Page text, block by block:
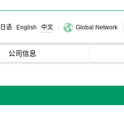
日语 English 中文 Global Network
公司信息